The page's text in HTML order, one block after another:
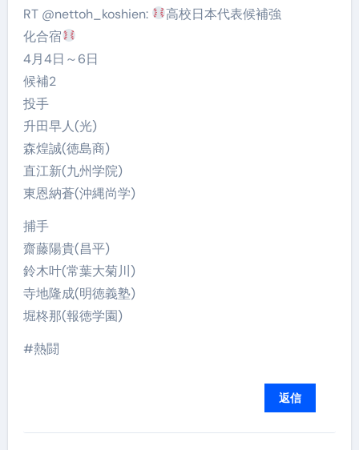
RT @nettoh_koshien:
高校日本代表候補強
化合宿
4月4日～6日
候補2
投手
升田早人(光)
森煌誠(徳島商)
直江新(九州学院)
東恩納蒼(沖縄尚学)
捕手
齋藤陽貴(昌平)
鈴木叶(常葉大菊川)
寺地隆成(明徳義塾)
堀柊那(報徳学園)
#熱闘
返信